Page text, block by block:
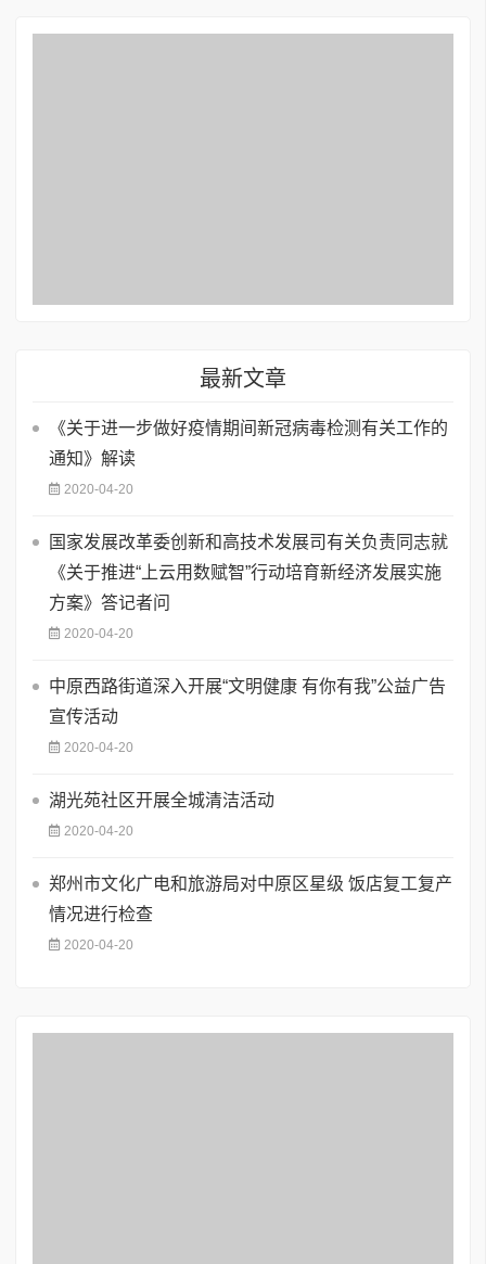
最新文章
《关于进一步做好疫情期间新冠病毒检测有关工作的
通知》解读
2020-04-20
国家发展改革委创新和高技术发展司有关负责同志就
《关于推进“上云用数赋智”行动培育新经济发展实施
方案》答记者问
2020-04-20
中原西路街道深入开展“文明健康 有你有我”公益广告
宣传活动
2020-04-20
湖光苑社区开展全城清洁活动
2020-04-20
郑州市文化广电和旅游局对中原区星级 饭店复工复产
情况进行检查
2020-04-20